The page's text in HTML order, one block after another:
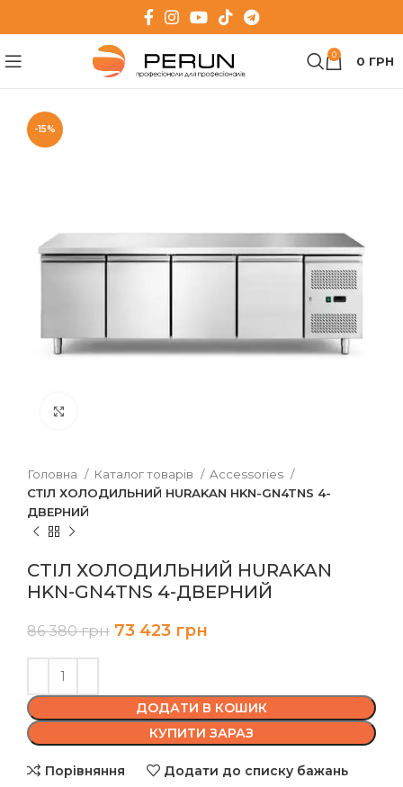
0 0 ГРН
-15%
Головна Каталог товарів
Accessories
СТІЛ ХОЛОДИЛЬНИЙ HURAKAN HKN-GN4TNS 4-
ДВЕРНИЙ
СТІЛ ХОЛОДИЛЬНИЙ HURAKAN
HKN-GN4TNS 4-ДВЕРНИЙ
86 380грн 73 423 грн
ДОДАТИ В КОШИК
КУПИТИ ЗАРАЗ
Порівняння Додати до списку бажань